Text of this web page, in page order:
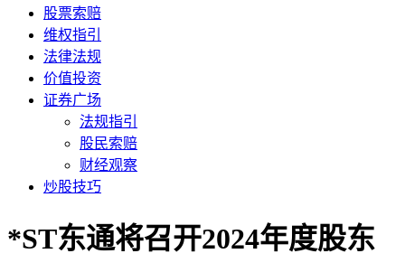
股票索赔
维权指引
法律法规
价值投资
证券广场
法规指引
股民索赔
财经观察
炒股技巧
*ST东通将召开2024年度股东